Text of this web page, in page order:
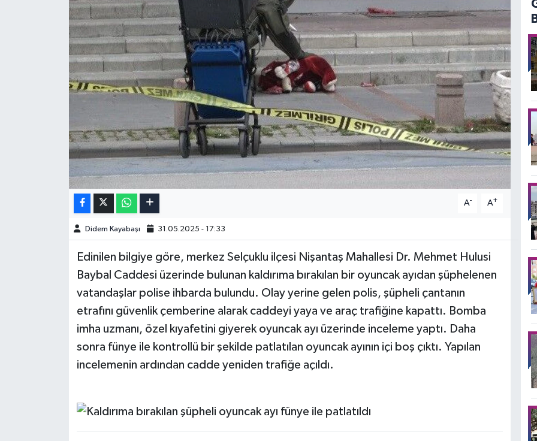
A- A+
Didem Kayabaşı 31.05.2025 - 17:33
Edinilen bilgiye göre, merkez Selçuklu ilçesi Nişantaş Mahallesi Dr. Mehmet Hulusi
Baybal Caddesi üzerinde bulunan kaldırıma bırakılan bir oyuncak ayıdan şüphelenen
vatandaşlar polise ihbarda bulundu. Olay yerine gelen polis, şüpheli çantanın
etrafını güvenlik çemberine alarak caddeyi yaya ve araç trafiğine kapattı. Bomba
imha uzmanı, özel kıyafetini giyerek oyuncak ayı üzerinde inceleme yaptı. Daha
sonra fünye ile kontrollü bir şekilde patlatılan oyuncak ayının içi boş çıktı. Yapılan
incelemenin ardından cadde yeniden trafiğe açıldı.